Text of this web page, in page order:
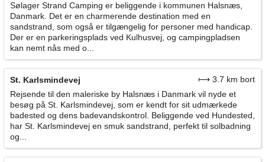
Sølager Strand Camping er beliggende i kommunen Halsnæs,
Danmark. Det er en charmerende destination med en
sandstrand, som også er tilgængelig for personer med handicap.
Der er en parkeringsplads ved Kulhusvej, og campingpladsen
kan nemt nås med o...
St. Karlsmindevej
⟼ 3.7 km bort
Rejsende til den maleriske by Halsnæs i Danmark vil nyde et
besøg på St. Karlsmindevej, som er kendt for sit udmærkede
badested og dens badevandskontrol. Beliggende ved Hundested,
har St. Karlsmindevej en smuk sandstrand, perfekt til solbadning
og...